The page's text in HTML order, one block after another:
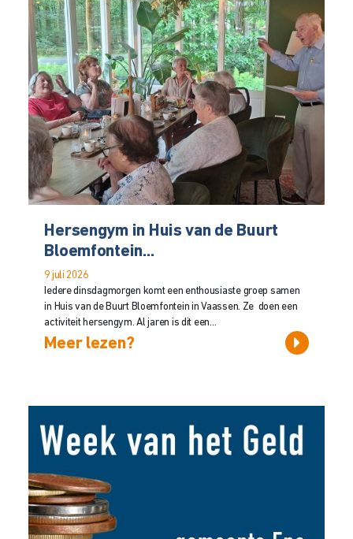
Hersengym in Huis van de Buurt
Bloemfontein...
9 juli 2026
Iedere dinsdagmorgen komt een enthousiaste groep samen
in Huis van de Buurt Bloemfontein in Vaassen. Ze doen een
activiteit hersengym. Al jaren is dit een...
Meer lezen?